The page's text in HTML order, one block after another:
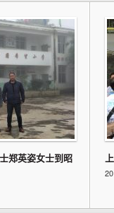
郑英姿女士到昭